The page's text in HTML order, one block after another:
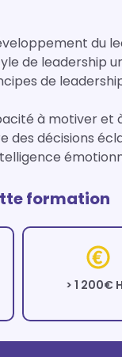
du
de leadership
de
à motiver et
des décisions
formation
> 1 200€